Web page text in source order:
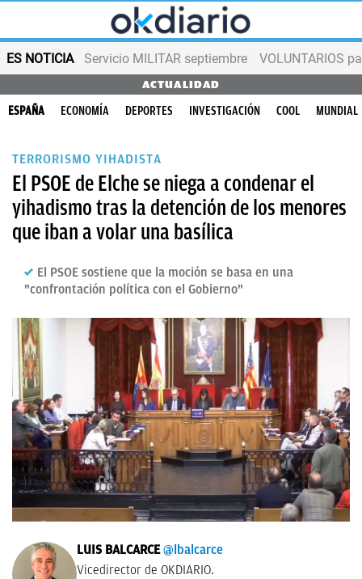
ES NOTICIA Servicio MILITAR septiembre VOLUNTARIOS
ACTUALIDAD
ESPAÑA ECONOMÍA DEPORTES INVESTIGACIÓN COOL MUNDIAL
TERRORISMO YIHADISTA
El PSOE de Elche se niega a condenar el
yihadismo tras la detención de los menores
que iban a volar una basílica
El PSOE sostiene que la moción se basa en una
"confrontación política con el Gobierno"
LUIS BALCARCE @lbalcarce
Vicedirector de OKDIARIO.